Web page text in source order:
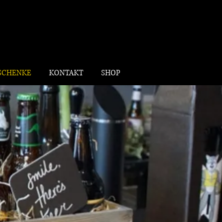
KONTAKT SHOP